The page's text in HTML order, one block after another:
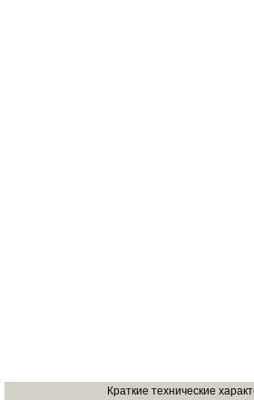
Краткие технические